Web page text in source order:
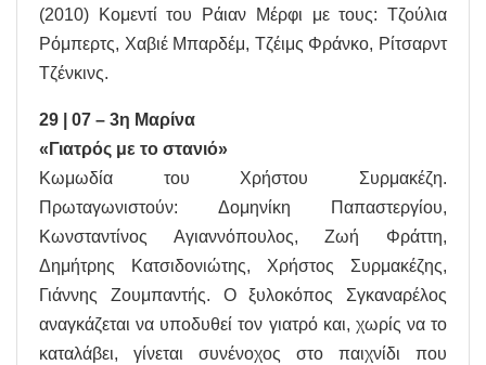
(2010) Κομεντί του Ράιαν Μέρφι με τους: Τζούλια
Ρόμπερτς, Χαβιέ Μπαρδέμ, Τζέιμς Φράνκο, Ρίτσαρντ
Τζένκινς.
29 | 07 – 3η Μαρίνα
«Γιατρός με το στανιό»
Κωμωδία του Χρήστου Συρμακέζη.
Πρωταγωνιστούν: Δομηνίκη Παπαστεργίου,
Κωνσταντίνος Αγιαννόπουλος, Zωή Φράττη,
Δημήτρης Κατσιδονιώτης, Χρήστος Συρμακέζης,
Γιάννης Ζουμπαντής. Ο ξυλοκόπος Σγκαναρέλος
αναγκάζεται να υποδυθεί τον γιατρό και, χωρίς να το
καταλάβει, γίνεται συνένοχος στο παιχνίδι που